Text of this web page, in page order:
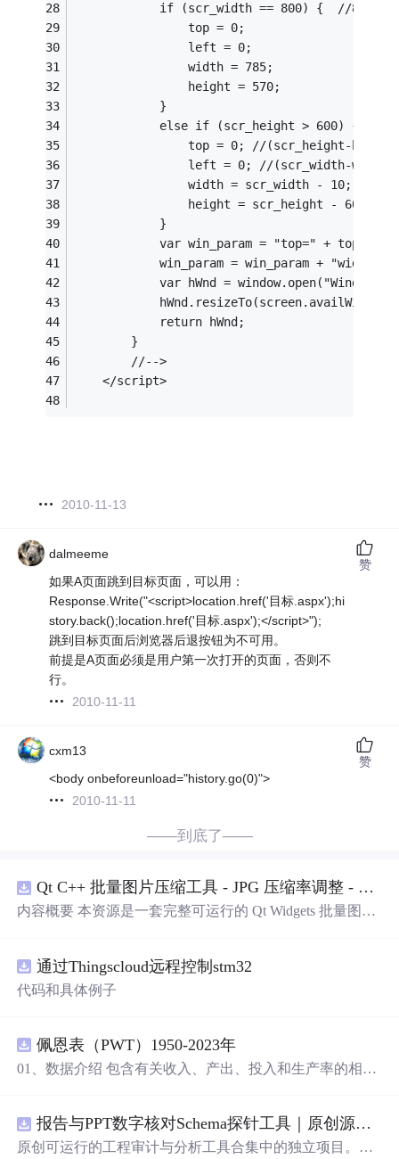
if (scr_width == 800) {  //
                top = 0;
                left = 0;
                width = 785;
                height = 570;
            }
top = 0; //(scr_height-
left = 0; //(scr_width-
                width = scr_width - 10;
                height = scr_height - 60;
            }
var win_param = "top=" + top +
win_param = win_param + "width="
var hWnd =
hWnd.resizeTo(screen.availWidth,
            return hWnd;
        }
	    //-->
    </script>
2010-11-13
dalmeeme
如果A页面跳到目标页面，可以用：
Response.Write("<script>location.href('目标.aspx');hi
story.back();location.href('目标.aspx');</script>");
跳到目标页面后浏览器后退按钮为不可用。
前提是A页面必须是用户第一次打开的页面，否则不
行。
2010-11-11
赞
cxm13
<body onbeforeunload="history.go(0)">
2010-11-11
赞
——到底了——
Qt C++ 批量图片压缩工具 - JPG 压缩率调整 - 批量修改分辨率 - 本地图片批处理（源码）
内容概要 本资源是一套完整可运行的 Qt Widgets 批量图片
张图片、直接读取整个文件夹内所有 JPG/PNG 图像，可自
定义输出图片分辨率、调节 JPG0~100 区间压缩质量，自
观展示压缩效果。 适用人群 Qt/C++ 零基础初学者，学习
QImage 图像绘图、文件目录遍历、UI 交互开发； 需要本
地批量处理图片的办公、设计、自媒体从业者； 想要学习
习者。 使用场景 自媒体批量压缩配图，降低图片体积节省
上传流量； 摄影、设计批量统一图片尺寸，批量轻量化相
册图片； 程序开发学习：QFileDialog 文件选择、QDir 文
通过Thingscloud远程控制stm32
代码和具体例子
佩恩表（PWT）1950-2023年
01、数据介绍 包含有关收入、产出、投入和生产率的相对
翻译使用说明，英文原版使用说明。 数据名称：佩恩表
（PWT） 数据年份：1950-2023年
报告与PPT数字核对Schema探针工具｜原创源码+测试+离线报告
原创可运行的工程审计与分析工具合集中的独立项目。每